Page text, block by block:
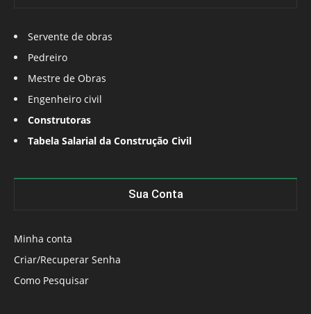
Servente de obras
Pedreiro
Mestre de Obras
Engenheiro civil
Construtoras
Tabela Salarial da Construção Civil
Sua Conta
Minha conta
Criar/Recuperar Senha
Como Pesquisar